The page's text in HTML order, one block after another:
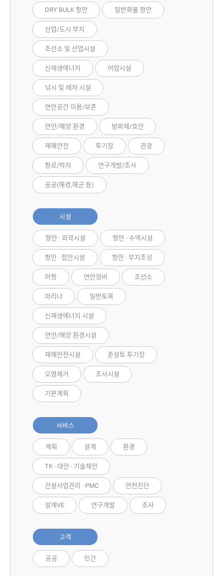
DRY BULK 항만 일반화물 항만
산업/도시 부지
조선소 및 산업시설
신재생에너지 어업시설
낚시 및 레저 시설
연안공간 이용/보존
연안/해양 환경 방파제/호안
재해안전 투기장 관광
항로/박지 연구개발/조사
공공(해경,해군 등)
시설
항만 · 외곽시설 항만 · 수역시설
항만 · 접안시설 항만 · 부지조성
어항 연안정비 조선소
마리나 일반토목
신재생에너지 시설
연안/해양 환경시설
재해안전시설 준설토 투기장
오염제거 조사시설
기본계획
서비스
계획 설계 환경
TK · 대안 · 기술제안
건설사업관리 · PMC 안전진단
설계VE 연구개발 조사
고객
공공 민간